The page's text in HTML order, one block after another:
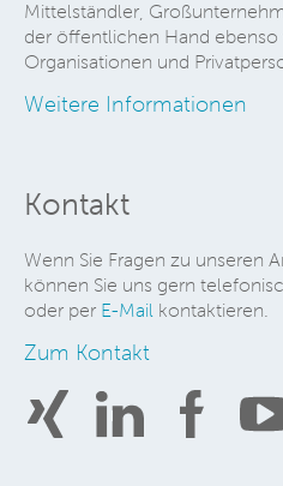
Mittelständler,
der öffentlichen Hand
Organisationen und
Weitere Informationen
Kontakt
Wenn Sie Fragen zu unseren
können Sie uns gern
oder per E-Mail kontaktieren.
Zum Kontakt